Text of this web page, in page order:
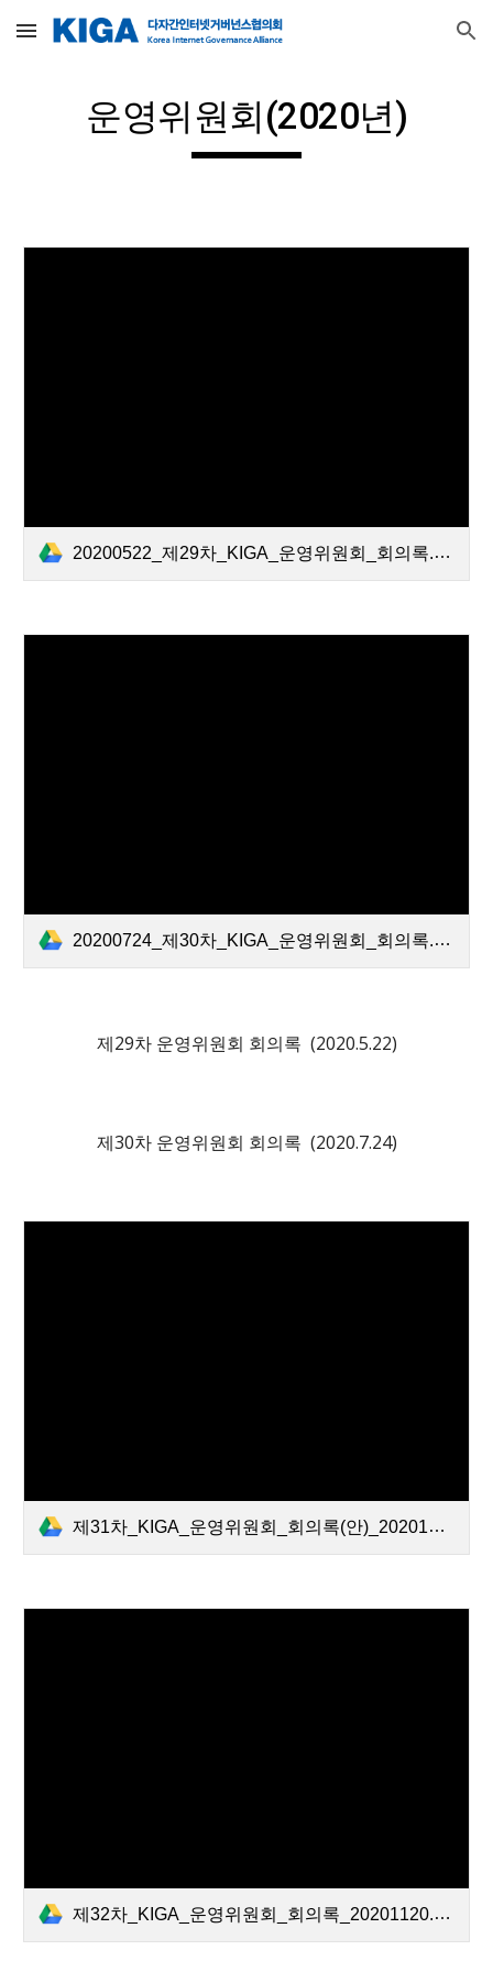
Skip to main content Skip to navigation
운영위원회(2020년)
20200522_제29차_KIGA_운영위원회_회의록.pdf
20200724_제30차_KIGA_운영위원회_회의록.pdf
제29차 운영위원회 회의록 (2020.5.22)
제30차 운영위원회 회의록 (2020.7.24)
제31차_KIGA_운영위원회_회의록(안)_20201013.pdf
제32차_KIGA_운영위원회_회의록_20201120.pdf